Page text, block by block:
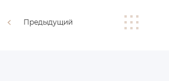
Предыдущий